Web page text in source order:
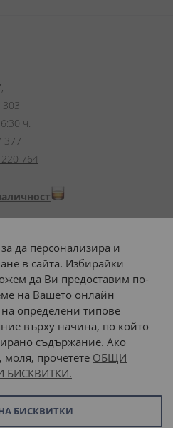
303
ч.
377
764
плащане:
до адрес с:
наш транспорт
да персонализира и
в сайта. Избирайки
да Ви предоставим по-
на Вашето онлайн
определени типове
върху начина, по който
съдържание. Ако
моля, прочетете ОБЩИ
БИСКВИТКИ.
БИСКВИТКИ